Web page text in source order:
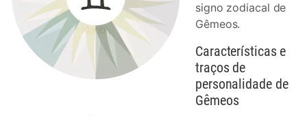
signo zodiacal de
Gêmeos.
Características e
traços de
personalidade de
Gêmeos